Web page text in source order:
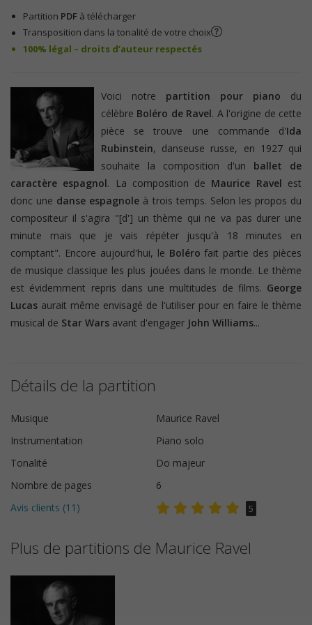
Partition PDF à télécharger
Transposition dans la tonalité de votre choix
100% légal – droits d’auteur respectés
Voici notre partition pour piano du
célèbre Boléro de Ravel. A l'origine de cette
pièce se trouve une commande d'Ida
Rubinstein, danseuse russe, en 1927 qui
souhaite la composition d'un ballet de
caractère espagnol. La composition de Maurice Ravel est
donc une danse espagnole à trois temps. Selon les propos du
compositeur il s'agira "[d'] un thème qui ne va pas durer une
minute mais que je vais répéter jusqu'à 18 minutes en
comptant". Encore aujourd'hui, le Boléro fait partie des pièces
de musique classique les plus jouées dans le monde. Le thème
est évidemment repris dans une multitudes de films. George
Lucas aurait même envisagé de l'utiliser pour en faire le thème
musical de Star Wars avant d'engager John Williams...
Détails de la partition
Musique
Maurice Ravel
Instrumentation
Piano solo
Tonalité
Do majeur
Nombre de pages
6
Avis clients (11 ) 5
Plus de partitions de Maurice Ravel